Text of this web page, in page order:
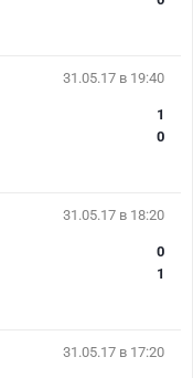
31.05.17 в 19:40
1
0
31.05.17 в 18:20
0
1
31.05.17 в 17:20